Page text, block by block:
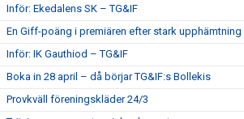
Inför: Ekedalens SK – TG&IF
En Giff-poäng i premiären efter stark upphämtning
Inför: IK Gauthiod – TG&IF
Boka in 28 april – då börjar TG&IF:s Bollekis
Provkväll föreningskläder 24/3